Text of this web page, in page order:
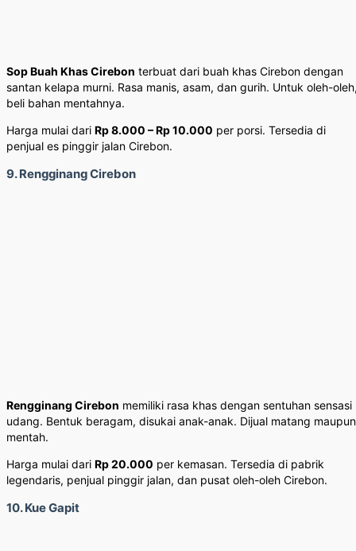
Sop Buah Khas Cirebon terbuat dari buah khas Cirebon dengan
santan kelapa murni. Rasa manis, asam, dan gurih. Untuk oleh-
beli bahan mentahnya.
Harga mulai dari Rp 8.000 – Rp 10.000 per porsi. Tersedia di
penjual es pinggir jalan Cirebon.
9. Rengginang Cirebon
Rengginang Cirebon memiliki rasa khas dengan sentuhan sensasi
udang. Bentuk beragam, disukai anak-anak. Dijual matang maupun
mentah.
Harga mulai dari Rp 20.000 per kemasan. Tersedia di pabrik
legendaris, penjual pinggir jalan, dan pusat oleh-oleh Cirebon.
10. Kue Gapit